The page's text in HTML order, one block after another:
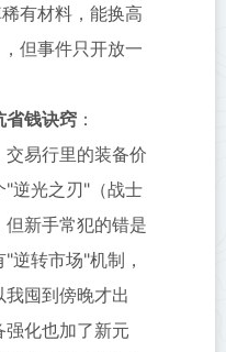
有材料，能换高
但事件只开放一
钱诀窍 ：
易行里的装备价
"逆光之刃"（战士
新手常犯的错是
转市场"机制，
囤到傍晚才出
化也加了新元